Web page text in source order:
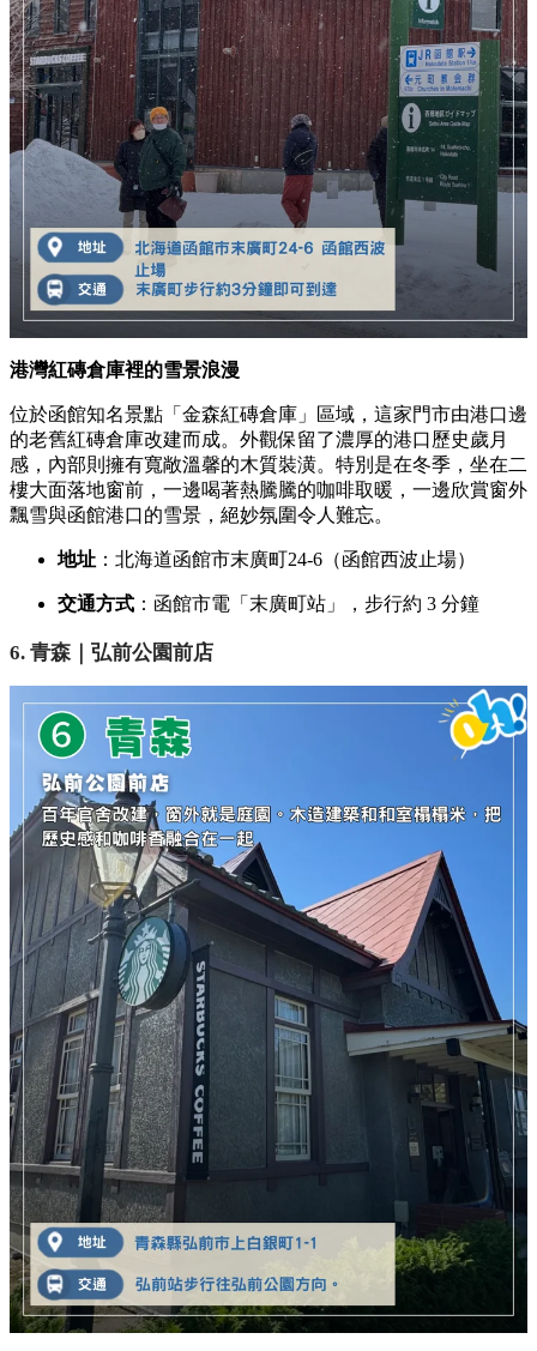
港灣紅磚倉庫裡的雪景浪漫
位於函館知名景點「金森紅磚倉庫」區域，這家門市由港口邊
的老舊紅磚倉庫改建而成。外觀保留了濃厚的港口歷史歲月
感，內部則擁有寬敞溫馨的木質裝潢。特別是在冬季，坐在二
樓大面落地窗前，一邊喝著熱騰騰的咖啡取暖，一邊欣賞窗外
飄雪與函館港口的雪景，絕妙氛圍令人難忘。
地址 ：北海道函館市末廣町24-6（函館西波止場）
交通方式 ：函館市電「末廣町站」，步行約 3 分鐘
6. 青森｜弘前公園前店